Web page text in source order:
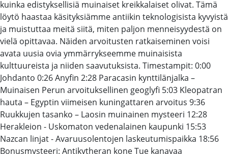
kuinka edistyksellisiä muinaiset kreikkalaiset olivat. Tämä
löytö haastaa käsityksiämme antiikin teknologisista kyvyistä
ja muistuttaa meitä siitä, miten paljon menneisyydestä on
vielä opittavaa. Näiden arvoitusten ratkaiseminen voisi
avata uusia ovia ymmärrykseemme muinaisista
kulttuureista ja niiden saavutuksista. Timestampit: 0:00
Johdanto 0:26 Anyfin 2:28 Paracasin kynttilänjalka –
Muinaisen Perun arvoituksellinen geoglyfi 5:03 Kleopatran
hauta – Egyptin viimeisen kuningattaren arvoitus 9:36
Ruukkujen tasanko – Laosin muinainen mysteeri 12:28
Herakleion - Uskomaton vedenalainen kaupunki 15:53
Nazcan linjat - Avaruusolentojen laskeutumispaikka 18:56
Bonusmysteeri: Antikytheran kone Tue kanavaa